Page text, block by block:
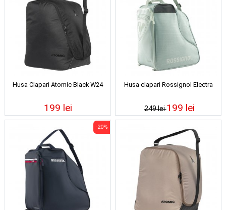
Husa Clapari Atomic Black W24
199 lei
Husa clapari Rossignol Electra
249 lei199 lei
-20%